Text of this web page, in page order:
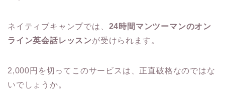
ネイティブキャンプでは、 24時間マンツーマンのオン
ライン英会話レッスンが受けられます。
2,000円を切ってこのサービスは、正直破格なのではな
いでしょうか。